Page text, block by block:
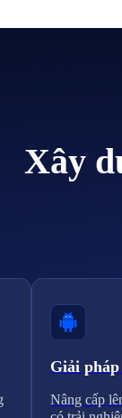
Xây
Giải
Nâng cấp